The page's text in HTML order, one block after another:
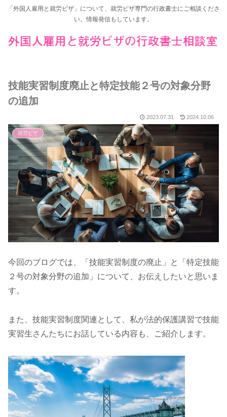
「外国人雇用と就労ビザ」について、就労ビザ専門の行政書士にご相談くださ
い。情報発信もしています。
技能実習制度廃止と特定技能２号の対象分野
の追加
2023.07.31 2024.10.06
就労ビザ
今回のブログでは、「技能実習制度の廃止」と「特定技能
２号の対象分野の追加」について、お伝えしたいと思いま
す。
また、技能実習制度関連として、私が法的保護講習で技能
実習生さんたちにお話している内容も、ご紹介します。